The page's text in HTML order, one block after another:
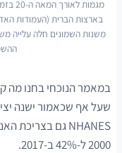
משנות השמונים חלה עלייה
שעל אף שכאמור ישנה
2000 ל-42% ב-2017.